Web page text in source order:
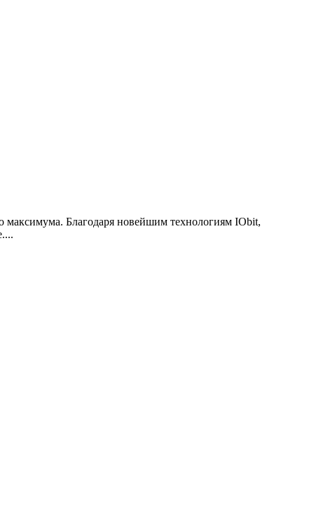
максимума. Благодаря новейшим технологиям IObit,